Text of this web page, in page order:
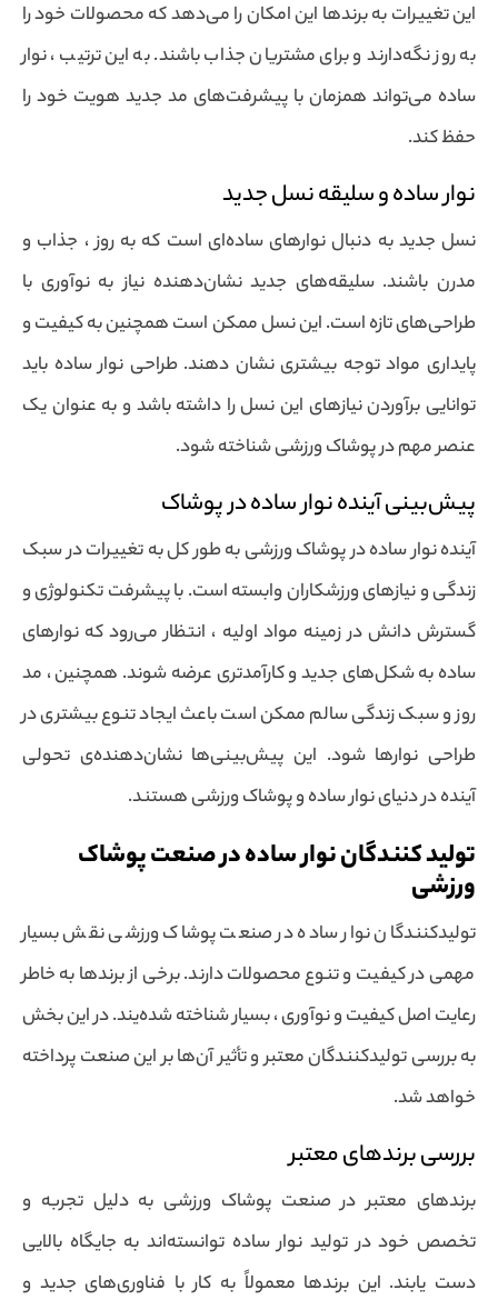
این تغییرات به برندها این امکان را می‌دهد که محصولات خود را
به روز نگه‌دارند و برای مشتریان جذاب باشند. به این ترتیب ، نوار
ساده می‌تواند همزمان با پیشرفت‌های مد جدید هویت خود را
حفظ کند.
نوار ساده و سلیقه نسل جدید
نسل جدید به دنبال نوارهای ساده‌ای است که به روز ، جذاب و
مدرن باشند. سلیقه‌های جدید نشان‌دهنده نیاز به نوآوری با
طراحی‌های تازه است. این نسل ممکن است همچنین به کیفیت و
پایداری مواد توجه بیشتری نشان دهند. طراحی نوار ساده باید
توانایی برآوردن نیازهای این نسل را داشته باشد و به عنوان یک
عنصر مهم در پوشاک ورزشی شناخته شود.
پیش‌بینی آینده نوار ساده در پوشاک
آینده نوار ساده در پوشاک ورزشی به طور کل به تغییرات در سبک
زندگی و نیازهای ورزشکاران وابسته است. با پیشرفت تکنولوژی و
گسترش دانش در زمینه مواد اولیه ، انتظار می‌رود که نوارهای
ساده به شکل‌های جدید و کارآمدتری عرضه شوند. همچنین ، مد
روز و سبک زندگی سالم ممکن است باعث ایجاد تنوع بیشتری در
طراحی نوارها شود. این پیش‌بینی‌ها نشان‌دهنده‌ی تحولی
آینده در دنیای نوار ساده و پوشاک ورزشی هستند.
تولید کنندگان نوار ساده در صنعت پوشاک
ورزشی
تولیدکنندگان نوار ساده در صنعت پوشاک ورزشی نقش بسیار
مهمی در کیفیت و تنوع محصولات دارند. برخی از برندها به خاطر
رعایت اصل کیفیت و نوآوری ، بسیار شناخته شده‌یند. در این بخش
به بررسی تولیدکنندگان معتبر و تأثیر آن‌ها بر این صنعت پرداخته
خواهد شد.
بررسی برندهای معتبر
برندهای معتبر در صنعت پوشاک ورزشی به دلیل تجربه و
تخصص خود در تولید نوار ساده توانسته‌اند به جایگاه بالایی
دست یابند. این برندها معمولاً به کار با فناوری‌های جدید و